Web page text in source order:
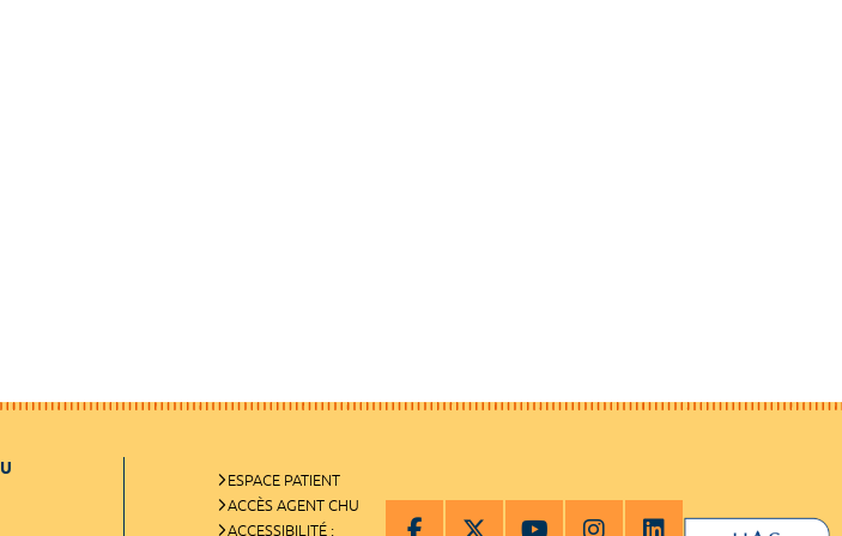
ESPACE PATIENT
ACCÈS AGENT CHU
ACCESSIBILITÉ :